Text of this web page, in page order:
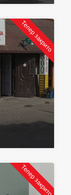
Тепер закрито
Тепер закрито